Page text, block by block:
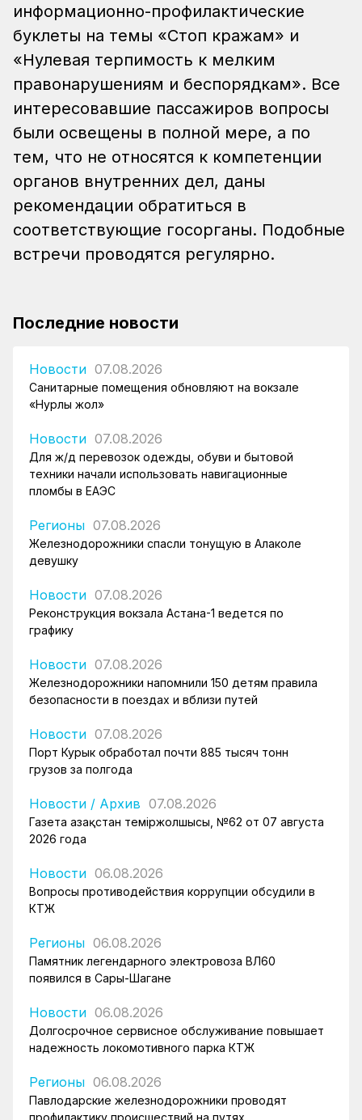
информационно-профилактические
буклеты на темы «Стоп кражам» и
«Нулевая терпимость к мелким
правонарушениям и беспорядкам». Все
интересовавшие пассажиров вопросы
были освещены в полной мере, а по
тем, что не относятся к компетенции
органов внутренних дел, даны
рекомендации обратиться в
соответствующие госорганы. Подобные
встречи проводятся регулярно.
Последние новости
Новости 07.08.2026
Санитарные помещения обновляют на вокзале
«Нурлы жол»
Новости 07.08.2026
Для ж/д перевозок одежды, обуви и бытовой
техники начали использовать навигационные
пломбы в ЕАЭС
Регионы 07.08.2026
Железнодорожники спасли тонущую в Алаколе
девушку
Новости 07.08.2026
Реконструкция вокзала Астана-1 ведется по
графику
Новости 07.08.2026
Железнодорожники напомнили 150 детям правила
безопасности в поездах и вблизи путей
Новости 07.08.2026
Порт Курык обработал почти 885 тысяч тонн
грузов за полгода
Новости / Архив 07.08.2026
Газета Қазақстан теміржолшысы, №62 от 07 августа
2026 года
Новости 06.08.2026
Вопросы противодействия коррупции обсудили в
КТЖ
Регионы 06.08.2026
Памятник легендарного электровоза ВЛ60
появился в Сары-Шагане
Новости 06.08.2026
Долгосрочное сервисное обслуживание повышает
надежность локомотивного парка КТЖ
Регионы 06.08.2026
Павлодарские железнодорожники проводят
профилактику происшествий на путях